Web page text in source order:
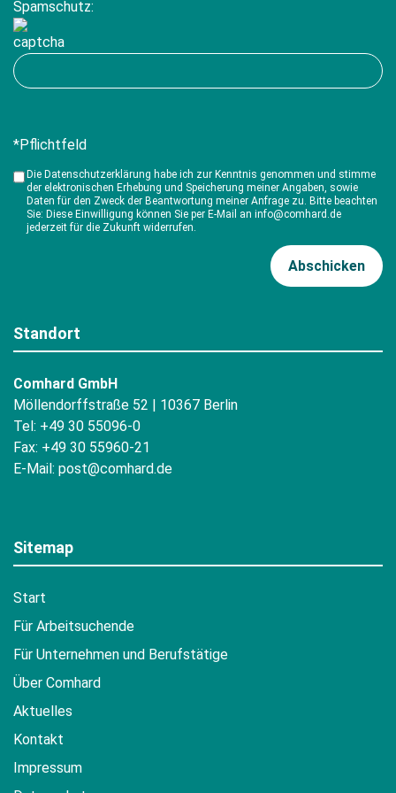
Spamschutz:
*Pflichtfeld
Die Datenschutzerklärung habe ich zur Kenntnis genommen und stimme
der elektronischen Erhebung und Speicherung meiner Angaben, sowie
Daten für den Zweck der Beantwortung meiner Anfrage zu. Bitte beachten
Sie: Diese Einwilligung können Sie per E-Mail an info@comhard.de
jederzeit für die Zukunft widerrufen.
Standort
Comhard GmbH
Möllendorffstraße 52 | 10367 Berlin
Tel: +49 30 55096-0
Fax: +49 30 55960-21
E-Mail: post@comhard.de
Sitemap
Start
Für Arbeitsuchende
Für Unternehmen und Berufstätige
Über Comhard
Aktuelles
Kontakt
Impressum